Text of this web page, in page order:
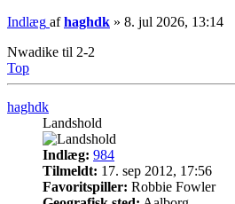
Indlæg afhaghdk » 8. jul 2026, 13:14
Nwadike til 2-2
Top
haghdk
Landshold
Indlæg: 984
Tilmeldt: 17. sep 2012, 17:56
Favoritspiller: Robbie Fowler